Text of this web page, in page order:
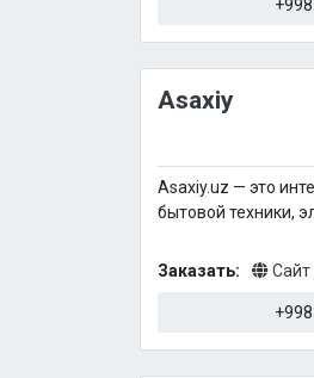
Asaxiy
Asaxiy.uz — это
бытовой техники,
Заказать: Сайт